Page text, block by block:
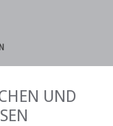
UND